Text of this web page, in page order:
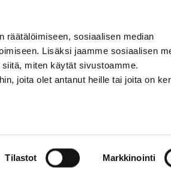
räätälöimiseen, sosiaalisen median
Lisäksi jaamme sosiaalisen
miten käytät sivustoamme.
joita olet antanut heille tai joita on
Tilastot Markkinointi